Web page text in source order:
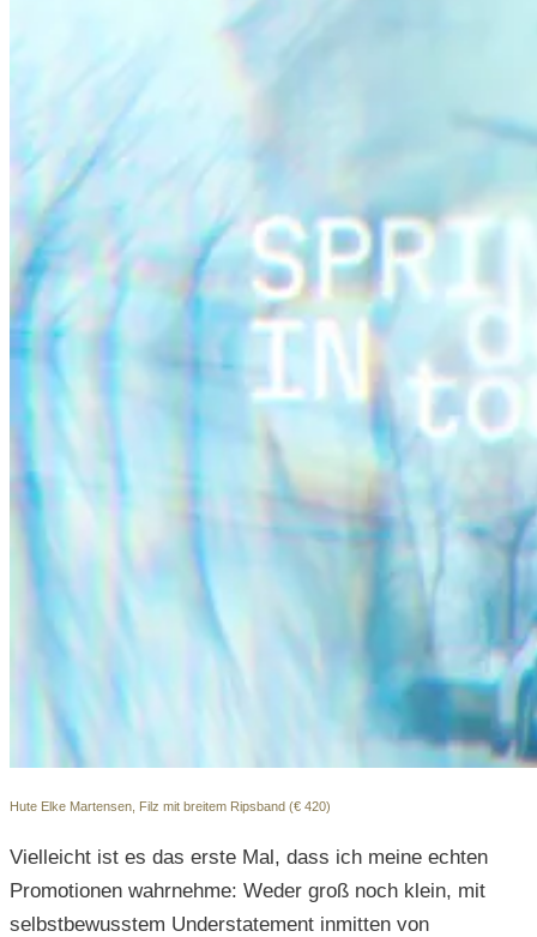
Hute Elke Martensen, Filz mit breitem Ripsband (€ 420)
Vielleicht ist es das erste Mal, dass ich meine echten
Promotionen wahrnehme: Weder groß noch klein, mit
selbstbewusstem Understatement inmitten von